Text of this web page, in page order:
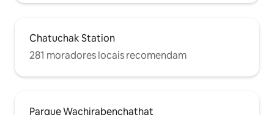
Chatuchak Station
281 moradores locais recomendam
Parque Wachirabenchathat